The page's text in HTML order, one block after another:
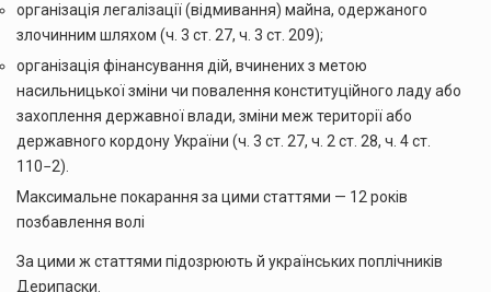
організація легалізації (відмивання) майна, одержаного
злочинним шляхом (ч. 3 ст. 27, ч. 3 ст. 209);
організація фінансування дій, вчинених з метою
насильницької зміни чи повалення конституційного ладу або
захоплення державної влади, зміни меж території або
державного кордону України (ч. 3 ст. 27, ч. 2 ст. 28, ч. 4 ст.
110−2).
Максимальне покарання за цими статтями — 12 років
позбавлення волі
За цими ж статтями підозрюють й українських поплічників
Дерипаски.